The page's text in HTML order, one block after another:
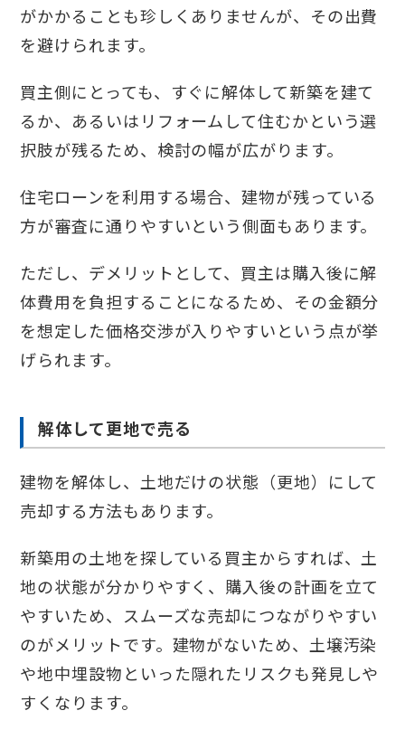
がかかることも珍しくありませんが、その出費
を避けられます。
買主側にとっても、すぐに解体して新築を建て
るか、あるいはリフォームして住むかという選
択肢が残るため、検討の幅が広がります。
住宅ローンを利用する場合、建物が残っている
方が審査に通りやすいという側面もあります。
ただし、デメリットとして、買主は購入後に解
体費用を負担することになるため、その金額分
を想定した価格交渉が入りやすいという点が挙
げられます。
解体して更地で売る
建物を解体し、土地だけの状態（更地）にして
売却する方法もあります。
新築用の土地を探している買主からすれば、土
地の状態が分かりやすく、購入後の計画を立て
やすいため、スムーズな売却につながりやすい
のがメリットです。建物がないため、土壌汚染
や地中埋設物といった隠れたリスクも発見しや
すくなります。